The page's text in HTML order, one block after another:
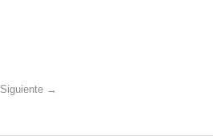
Siguiente →